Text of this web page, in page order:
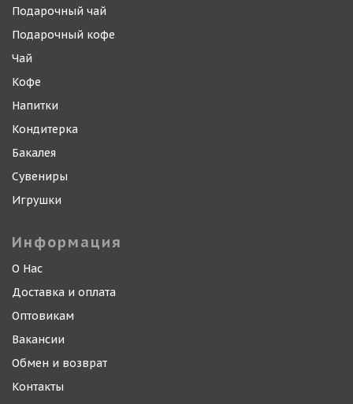
Подарочный чай
Подарочный кофе
Чай
Кофе
Напитки
Кондитерка
Бакалея
Сувениры
Игрушки
Информация
О Нас
Доставка и оплата
Оптовикам
Вакансии
Обмен и возврат
Контакты